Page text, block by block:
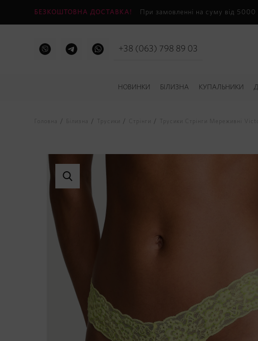
+38 (063) 798 89 03
БЕЗКОШТОВНА ДОСТАВКА! При замовленні на суму від 5000
НОВИНКИ БІЛИЗНА КУПАЛЬНИКИ
Головна Білизна Трусики Стрінги Трусики Стрінги Мереживні